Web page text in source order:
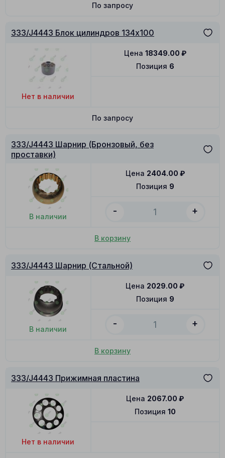
По запросу
333/J4443 Блок цилиндров 134x100
Нет в наличии
Позиция 6
Цена 18349.00 ₽
По запросу
333/J4443 Шарнир (Бронзовый, без
проставки)
В наличии
Позиция 9
Цена 2404.00 ₽
- +
В корзину
333/J4443 Шарнир (Стальной)
В наличии
Позиция 9
Цена 2029.00 ₽
- +
В корзину
333/J4443 Прижимная пластина
Нет в наличии
Позиция 10
Цена 2067.00 ₽